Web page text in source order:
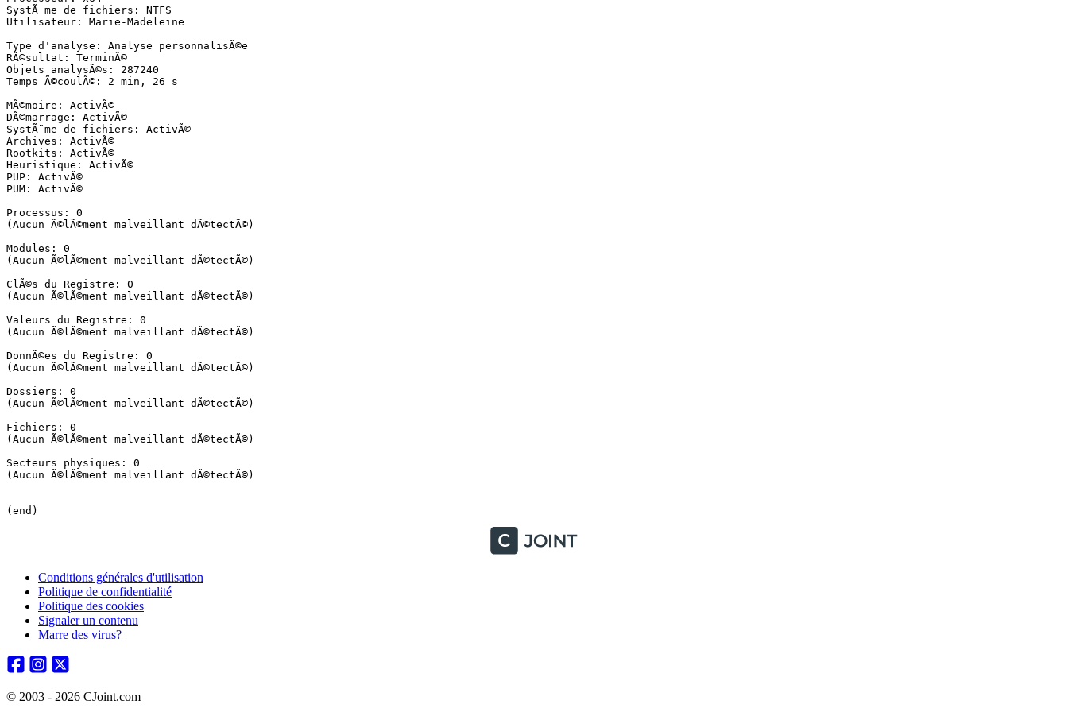
SystÃ¨me de fichiers: NTFS
Utilisateur: Marie-Madeleine
Type d'analyse: Analyse personnalisÃ©e
RÃ©sultat: TerminÃ©
Objets analysÃ©s: 287240
Temps Ã©coulÃ©: 2 min, 26 s
MÃ©moire: ActivÃ©
DÃ©marrage: ActivÃ©
SystÃ¨me de fichiers: ActivÃ©
Archives: ActivÃ©
Rootkits: ActivÃ©
Heuristique: ActivÃ©
PUP: ActivÃ©
PUM: ActivÃ©
Processus: 0
(Aucun Ã©lÃ©ment malveillant dÃ©tectÃ©)
Modules: 0
(Aucun Ã©lÃ©ment malveillant dÃ©tectÃ©)
ClÃ©s du Registre: 0
(Aucun Ã©lÃ©ment malveillant dÃ©tectÃ©)
Valeurs du Registre: 0
(Aucun Ã©lÃ©ment malveillant dÃ©tectÃ©)
DonnÃ©es du Registre: 0
(Aucun Ã©lÃ©ment malveillant dÃ©tectÃ©)
Dossiers: 0
(Aucun Ã©lÃ©ment malveillant dÃ©tectÃ©)
Fichiers: 0
(Aucun Ã©lÃ©ment malveillant dÃ©tectÃ©)
Secteurs physiques: 0
(Aucun Ã©lÃ©ment malveillant dÃ©tectÃ©)
(end)
Conditions générales d'utilisation
Politique de confidentialité
Politique des cookies
Signaler un contenu
Marre des virus?
© 2003 - 2026 CJoint.com